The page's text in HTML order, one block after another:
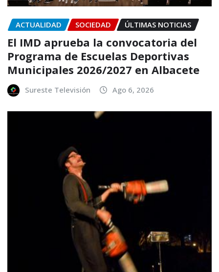
ACTUALIDAD SOCIEDAD ÚLTIMAS NOTICIAS
El IMD aprueba la convocatoria del
Programa de Escuelas Deportivas
Municipales 2026/2027 en Albacete
Sureste Televisión Ago 6, 2026